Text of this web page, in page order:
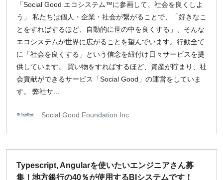
「Social Good エコシステム™に参画して、社会を良くしよ
う」 私たちは個人・企業・社会が繋がることで、「好きなこ
とをすればするほど、自動的に世の中を良くする」、そんな
エコシステムが世界に広がることを望んでいます。行動全て
に「社会を良くする」という信念を紐付け日々サービスを提
供しています。 買い物をすればするほど、資産が貯まり、社
会貢献ができるサービス「Social Good」の運営をしていま
す。 弊社サ...
Social Good Foundation Inc.
Typescript, Angularを使いたいエンジニアさん募
集！地方銀行の40％が使用するBIシステムです！